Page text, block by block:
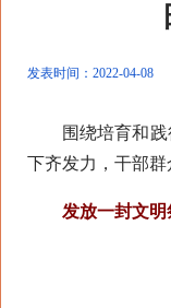
发表时间：2022-04-08
围绕培育和践行
下齐发力，干部
发放一封文明